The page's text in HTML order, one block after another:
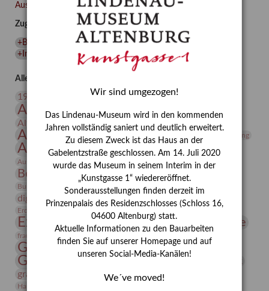
Integriertes
Schädlingsmanagement
am
Lindenau-
Museum
Ausgewählte Auszeichnungen zurücksetzen
Zugehörige Auszeichnungen
+Bernhard August von Lindenau (1)
+Integriertes Schädlingsmanagement
(1)
Alle Auszeichnungen (106)
19. Jahrhundert
20. Jahrhundert
Altenburg Altenburger Museen
Altenburger Praxisjahr Altenburger Schlossberg
Antike Architektur Archiv Archäologie Asta Gröting
Ausstellung
Ausstellung "Berliner Blätter"
Ausstellung „Vier Winde“
Bauhaus Berlin in den Zwanziger Jahren
Bernhard August von Lindenau Bibliothek
Burg Posterstein Conrad Felixmüller Depot Der Blaue Reiter
digitallabor Entartete Kunst
Enteignung
Erdmann Julius Dietrich
Erlebnisportal estrusker
Expressionismus Festrede Florenz Fotografie
frauen Frauen in der Antike und heute
Gerhard-Altenbourg-Preis
Gerhard Altenbourg
Grafik
grafische sammlung
griechische Mythologie
Hanns-Conon von der Gabelentz
Wir sind umgezogen!
Das Lindenau-Museum wird in den kommenden
Jahren vollständig saniert und deutlich erweitert.
Zu diesem Zweck ist das Haus an der
Gabelentzstraße geschlossen. Am 14. Juli 2020
wurde das Museum in seinem Interim in der
„Kunstgasse 1“ wiedereröffnet.
Sonderausstellungen finden derzeit im
Prinzenpalais des Residenzschlosses (Schloss 16,
04600 Altenburg) statt.
Aktuelle Informationen zu den Bauarbeiten
finden Sie auf unserer Homepage und auf
unseren Social-Media-Kanälen!
We´ve moved!